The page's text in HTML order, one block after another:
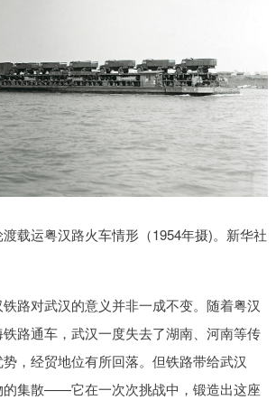
载运粤汉路火车情形（1954年摄)。新华社
路对武汉的意义并非一成不变。随着粤汉
路通车，武汉一度失去了湖南、河南等传
，经贸地位有所回落。但铁路带给武汉
的集散——它在一次次挑战中，锻造出这座